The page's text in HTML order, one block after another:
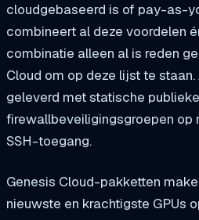
cloudgebaseerd is of pay-as-
combineert al deze voordelen
combinatie alleen al is reden
Cloud om op deze lijst te
geleverd met statische
firewallbeveiligingsgroepen op
SSH-toegang.
Genesis Cloud-pakketten
nieuwste en krachtigste GPUs